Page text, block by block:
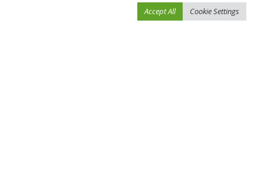
Cookie Settings
Accept All